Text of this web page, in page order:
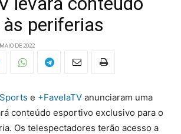
periferias
DE 2022
e +FavelaTV anunciaram uma
conteúdo esportivo exclusivo para o
Os telespectadores terão acesso a